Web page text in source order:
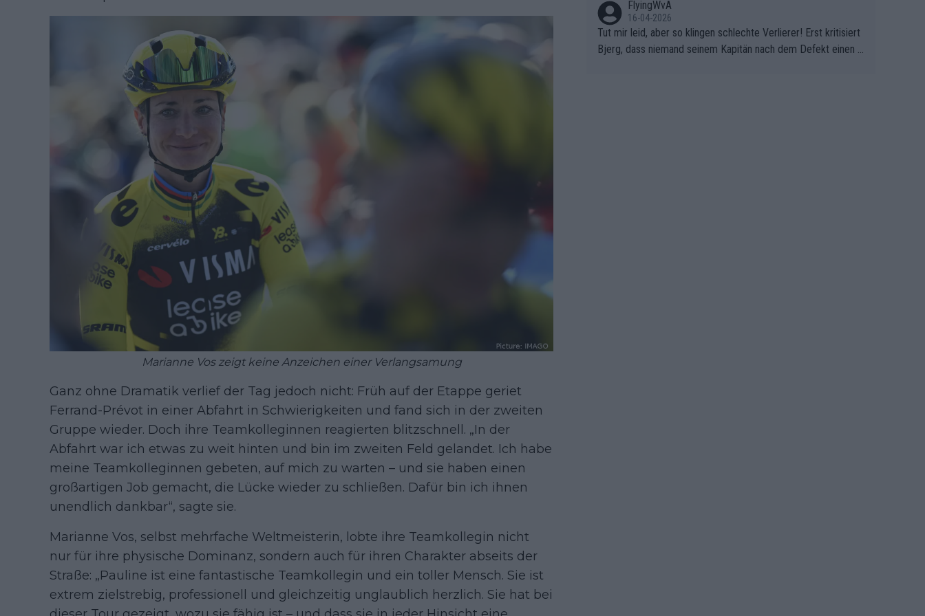
Marianne Vos zeigt keine Anzeichen einer Verlangsamung
Ganz ohne Dramatik verlief der Tag jedoch nicht: Früh auf der Etappe geriet
Ferrand-Prévot in einer Abfahrt in Schwierigkeiten und fand sich in der zweiten
Gruppe wieder. Doch ihre Teamkolleginnen reagierten blitzschnell. „In der
Abfahrt war ich etwas zu weit hinten und bin im zweiten Feld gelandet. Ich habe
meine Teamkolleginnen gebeten, auf mich zu warten – und sie haben einen
großartigen Job gemacht, die Lücke wieder zu schließen. Dafür bin ich ihnen
unendlich dankbar“, sagte sie.
Marianne Vos, selbst mehrfache Weltmeisterin, lobte ihre Teamkollegin nicht
nur für ihre physische Dominanz, sondern auch für ihren Charakter abseits der
Straße: „Pauline ist eine fantastische Teamkollegin und ein toller Mensch. Sie ist
extrem zielstrebig, professionell und gleichzeitig unglaublich herzlich. Sie hat bei
FlyingWvA
16-04-2026
Tut mir leid, aber so klingen schlechte Verlierer! Erst kritisiert
Bjerg, dass niemand seinem Kapitän nach dem Defekt einen r